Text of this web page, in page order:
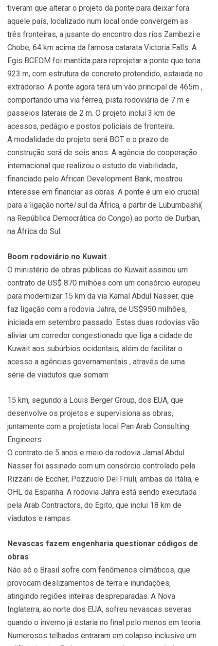
tiveram que alterar o projeto da ponte para deixar fora
aquele país, localizado num local onde convergem as
três fronteiras, a jusante do encontro dos rios Zambezi e
Chobe, 64 km acima da famosa catarata Victoria Falls. A
Egis BCEOM foi mantida para reprojetar a ponte que teria
923 m, com estrutura de concreto protendido, estaiada no
extradorso. A ponte agora terá um vão principal de 465m ,
comportando uma via férrea, pista rodoviária de 7 m e
passeios laterais de 2 m. O projeto inclui 3 km de
acessos, pedágio e postos policiais de fronteira.
A modalidade do projeto será BOT e o prazo de
construção será de seis anos. A agência de cooperação
internacional que realizou o estudo de viabilidade,
financiado pelo African Development Bank, mostrou
interesse em financiar as obras. A ponte é um elo crucial
para a ligação norte/sul da África, a partir de Lubumbashi(
na República Democrática do Congo) ao porto de Durban,
na África do Sul.
Boom rodoviário no Kuwait
O ministério de obras públicas do Kuwait assinou um
contrato de US$ 870 milhões com um consórcio europeu
para modernizar 15 km da via Kamal Abdul Nasser, que
faz ligação com a rodovia Jahra, de US$950 milhões,
iniciada em setembro passado. Estas duas rodovias vão
aliviar um corredor congestionado que liga a cidade de
Kuwait aos subúrbios ocidentais, além de facilitar o
acesso a agências governamentais , através de uma
série de viadutos que somam
15 km, segundo a Louis Berger Group, dos EUA, que
desenvolve os projetos e supervisiona as obras,
juntamente com a projetista local Pan Arab Consulting
Engineers.
O contrato de 5 anos e meio da rodovia Jamal Abdul
Nasser foi assinado com um consórcio controlado pela
Rizzani de Eccher, Pozzuolo Del Friuli, ambas da Itália, e
OHL da Espanha. A rodovia Jahra está sendo executada
pela Arab Contractors, do Egito, que inclui 18 km de
viadutos e rampas.
Nevascas fazem engenharia questionar códigos de
obras
Não só o Brasil sofre com fenômenos climáticos, que
provocam deslizamentos de terra e inundações,
atingindo regiões inteiras despreparadas. A Nova
Inglaterra, ao norte dos EUA, sofreu nevascas severas
quando o inverno já estaria no final pelo menos em teoria.
Numerosos telhados entraram em colapso inclusive um